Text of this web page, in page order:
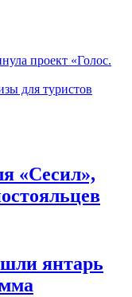
проект «Голос.
для туристов
«Сесил»,
янтарь